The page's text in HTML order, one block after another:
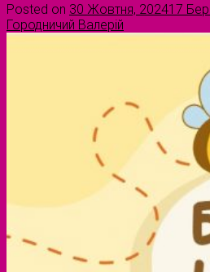
Posted on 30 Жовтня, 202417
Городничий Валерій